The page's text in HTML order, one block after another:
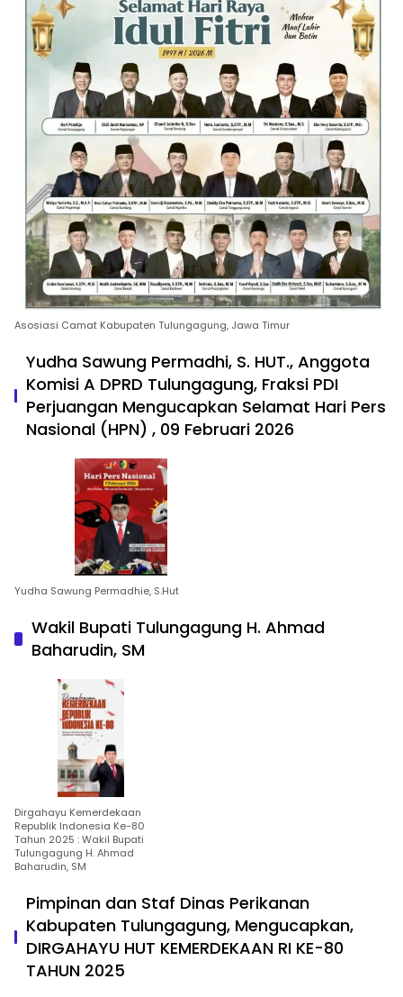
Asosiasi Camat Kabupaten Tulungagung, Jawa Timur
Yudha Sawung Permadhi, S. HUT., Anggota
Komisi A DPRD Tulungagung, Fraksi PDI
Perjuangan Mengucapkan Selamat Hari Pers
Nasional (HPN) , 09 Februari 2026
Yudha Sawung Permadhie, S.Hut
Wakil Bupati Tulungagung H. Ahmad
Baharudin, SM
Dirgahayu Kemerdekaan
Republik Indonesia Ke-80
Tahun 2025 : Wakil Bupati
Tulungagung H. Ahmad
Baharudin, SM
Pimpinan dan Staf Dinas Perikanan
Kabupaten Tulungagung, Mengucapkan,
DIRGAHAYU HUT KEMERDEKAAN RI KE-80
TAHUN 2025